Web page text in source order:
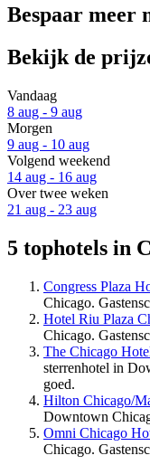
Bespaar meer
Bekijk de
Vandaag
8 aug - 9 aug
Morgen
9 aug - 10 aug
Volgend weekend
14 aug - 16 aug
Over twee weken
21 aug - 23 aug
5 tophotels in
Congress Plaza
Chicago.
Hotel Riu Plaza
Chicago.
The Chicago
sterrenhotel in
goed.
Hilton Chicago/
Downtown
Omni Chicago
Chicago.